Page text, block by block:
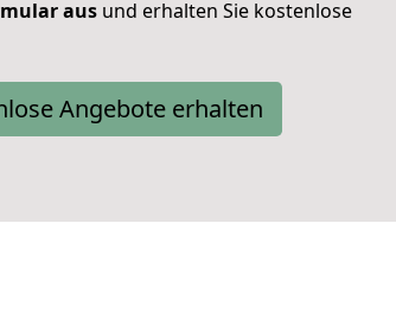
aus und erhalten Sie kostenlose
Angebote erhalten